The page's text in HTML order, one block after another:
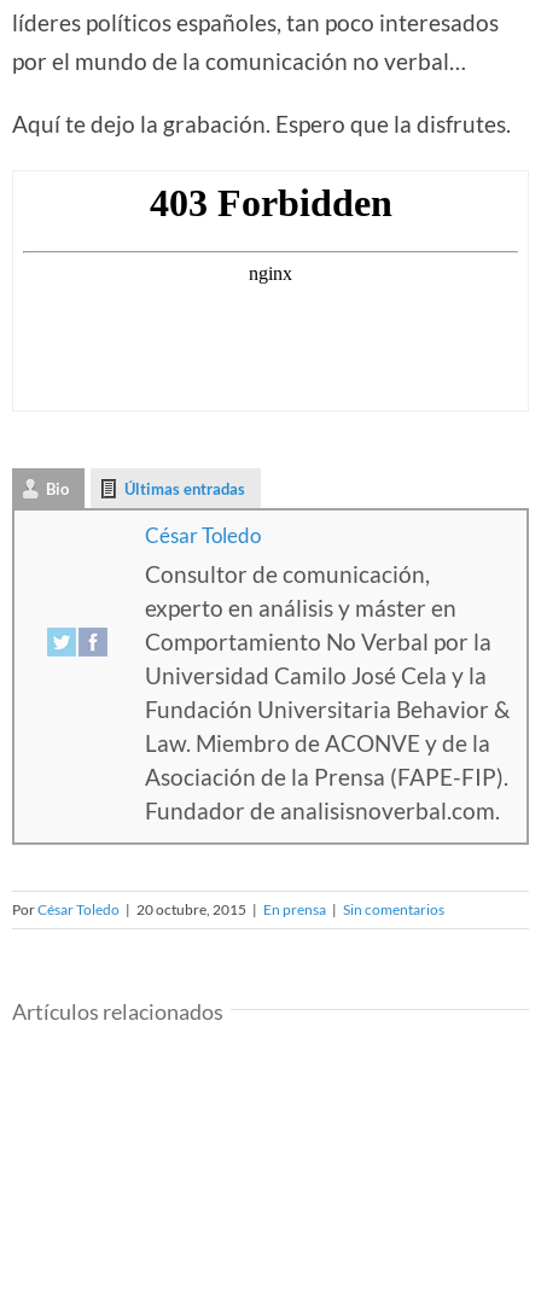
líderes políticos españoles, tan poco interesados
por el mundo de la comunicación no verbal…
Aquí te dejo la grabación. Espero que la disfrutes.
Bio Últimas entradas
César Toledo
Consultor de comunicación,
experto en análisis y máster en
Comportamiento No Verbal por la
Universidad Camilo José Cela y la
Fundación Universitaria Behavior &
Law. Miembro de ACONVE y de la
Asociación de la Prensa (FAPE-FIP).
Fundador de analisisnoverbal.com.
PorCésar Toledo | 20 octubre, 2015 | En prensa | Sin comentarios
Artículos relacionados